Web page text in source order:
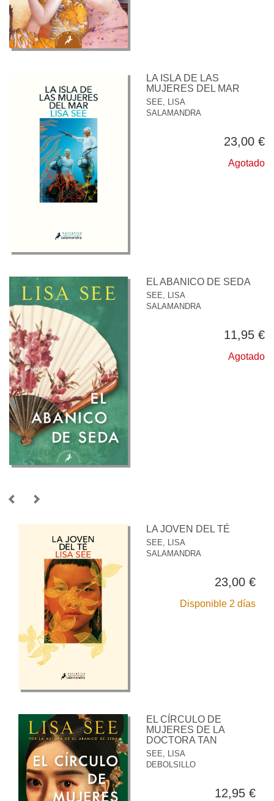
LA ISLA DE LAS
MUJERES DEL MAR
SEE, LISA
SALAMANDRA
23,00 €
Agotado
EL ABANICO DE SEDA
SEE, LISA
SALAMANDRA
11,95 €
Agotado
LA JOVEN DEL TÉ
SEE, LISA
SALAMANDRA
23,00 €
Disponible 2 días
EL CÍRCULO DE
MUJERES DE LA
DOCTORA TAN
SEE, LISA
DEBOLSILLO
12,95 €